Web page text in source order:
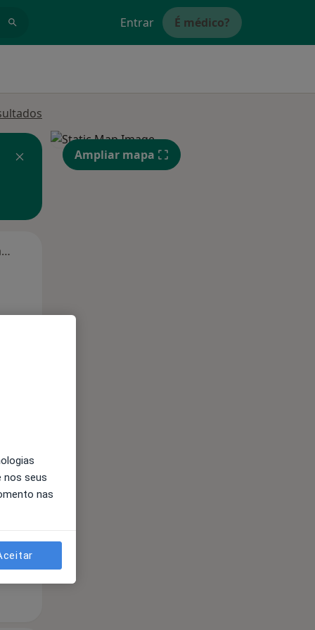
Entrar É médico?
Segunda-feira
11 Ago
Ampliar mapa
nos seus
nas